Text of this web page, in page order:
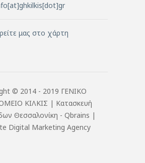
μας στο χάρτη
© 2014 - 2019 ΓΕΝΙΚΟ
ΚΙΛΚΙΣ | Κατασκευή
Θεσσαλονίκη - Qbrains |
Digital Marketing Agency